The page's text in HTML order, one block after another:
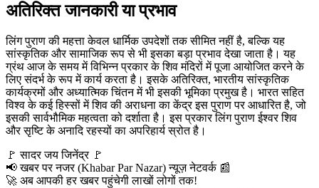
अतिरिक्त जानकारी या प्रभाव
लिंग पुराण की महत्ता केवल धार्मिक उपदेशों तक सीमित नहीं है, बल्कि यह
सांस्कृतिक और सामाजिक रूप से भी इसका बड़ा प्रभाव देखा जाता है। यह
ग्रंथ आज के समय में विभिन्न प्रकार के शिव मंदिरों में पूजा आयोजित करने के
लिए संदर्भ के रूप में कार्य करता है। इसके अतिरिक्त, भारतीय सांस्कृतिक
कार्यक्रमों और अध्यात्मिक चिंतन में भी इसकी भूमिका प्रमुख है। भारत सहित
विश्व के कई हिस्सों में शिव की अराधना का केंद्र इस पुराण पर आधारित है, जो
इसकी सार्वभौमिक महत्वता को दर्शाता है। इस प्रकार लिंग पुराण ईश्वर शिव
और सृष्टि के अनादि रहस्यों का अपरिहार्य स्रोत है।
​🚩 सादर जय जिनेंद्र 🚩
​📢 खबर पर नजर (Khabar Par Nazar) न्यूज़ नेटवर्क 📰
🚀 अब आपकी हर खबर पहुंचेगी लाखों लोगों तक!